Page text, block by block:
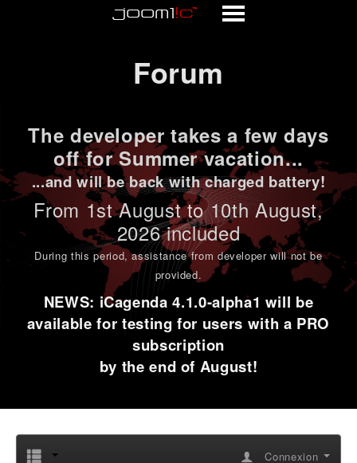
Forum
The developer takes a few days
off for Summer vacation...
...and will be back with charged battery!
From 1stAugust to 10th August,
2026 included
During this period,assistance from developer will not be
provided.
NEWS: iCagenda 4.1.0-alpha1 will be
available for testing for users with a PRO
subscription
by the end of August!
Connexion